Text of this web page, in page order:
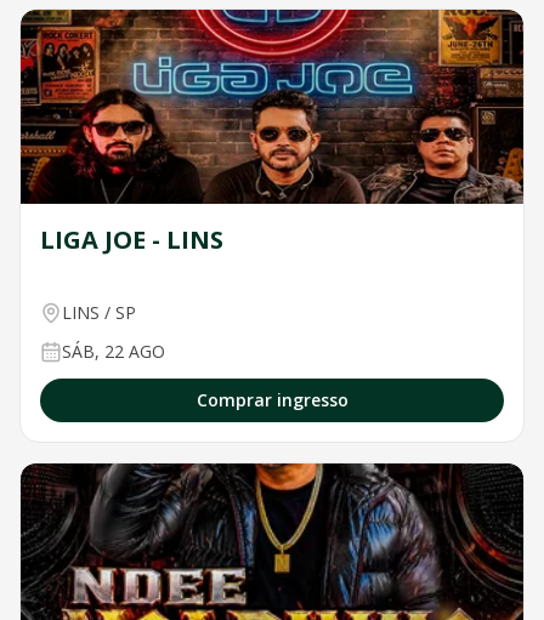
LIGA JOE - LINS
LINS / SP
SÁB, 22 AGO
Comprar ingresso